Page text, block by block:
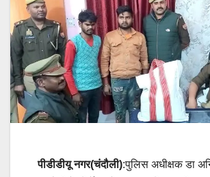
पीडीडीयू नगर(चंदौली):पुलिस अधीक्षक डा